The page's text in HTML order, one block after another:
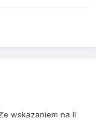
wskazaniem na II